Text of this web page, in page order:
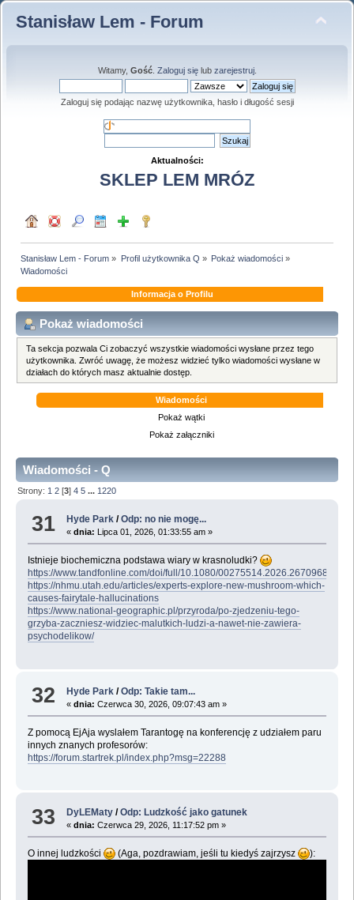
Stanisław Lem - Forum
Witamy, Gość. Zaloguj sięlub zarejestruj.
Zaloguj się podając nazwę użytkownika, hasło i długość sesji
Aktualności:
SKLEP LEM MRÓZ
Stanisław Lem - Forum » Profil użytkownika Q » Pokaż wiadomości»
Wiadomości
Informacja o Profilu
Pokaż wiadomości
Ta sekcja pozwala Ci zobaczyć wszystkie wiadomości wysłane przez tego
użytkownika. Zwróć uwagę, że możesz widzieć tylko wiadomości wysłane w
działach do których masz aktualnie dostęp.
Wiadomości
Pokaż wątki
Pokaż załączniki
Wiadomości - Q
Strony: 1 2 [3]4 5 ... 1220
31 Hyde Park /Odp: no nie mogę...
«dnia: Lipca 01, 2026, 01:33:55 am »
Istnieje biochemiczna podstawa wiary w krasnoludki?
https://www.tandfonline.com/doi/full/10.1080/00275514.2026.2670968
https://nhmu.utah.edu/articles/experts-explore-new-mushroom-which-
causes-fairytale-hallucinations
https://www.national-geographic.pl/przyroda/po-zjedzeniu-tego-
grzyba-zaczniesz-widziec-malutkich-ludzi-a-nawet-nie-zawiera-
psychodelikow/
32 Hyde Park /Odp: Takie tam...
«dnia: Czerwca 30, 2026, 09:07:43 am »
Z pomocą EjAja wyslałem Tarantogę na konferencję z udziałem paru
innych znanych profesorów:
https://forum.startrek.pl/index.php?msg=22288
33 DyLEMaty /Odp: Ludzkość jako gatunek
«dnia: Czerwca 29, 2026, 11:17:52 pm »
O innej ludzkości (Aga, pozdrawiam, jeśli tu kiedyś zajrzysz ):